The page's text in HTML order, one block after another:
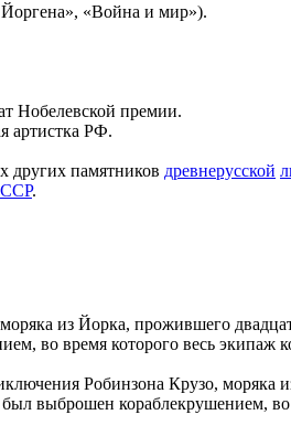
«Война и мир»).
Нобелевской премии.
артистка РФ.
других памятников древнерусской
.
из Йорка, прожившего
во время которого весь экипаж
Робинзона Крузо, моряка
выброшен кораблекрушением, во